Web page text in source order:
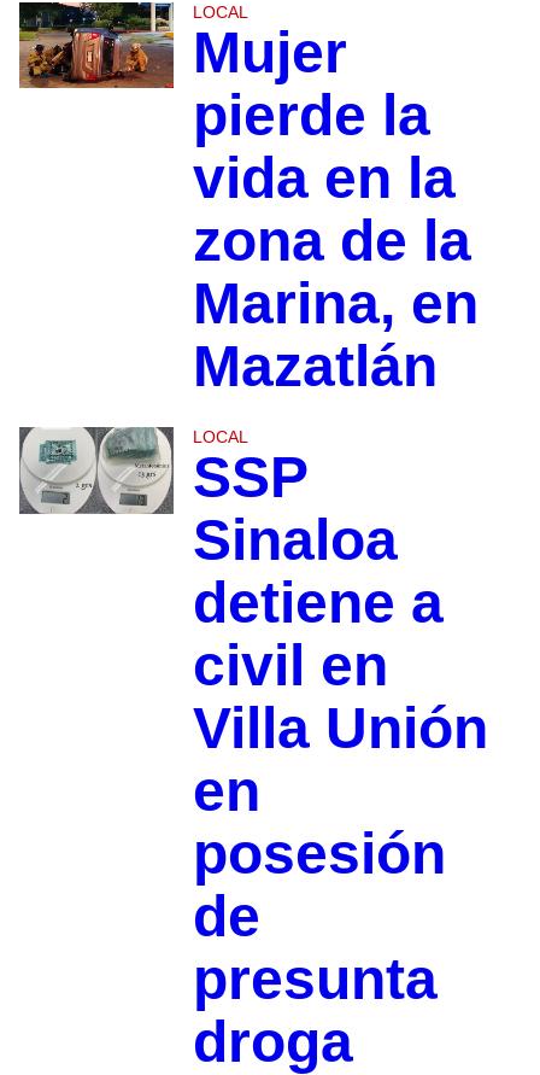
LOCAL
Mujer
pierde la
vida en la
zona de la
Marina, en
Mazatlán
LOCAL
SSP
Sinaloa
detiene a
civil en
Villa Unión
en
posesión
de
presunta
droga